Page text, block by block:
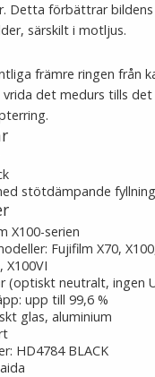
motsvarar
99 kr
LÄGG I VARUKORG
Detta förbättrar bildens
särskilt i motljus.
främre ringen från
det medurs tills det
stötdämpande fyllning
X100-serien
Fujifilm X70,
X100VI
(optiskt neutralt, ingen
upp till 99,6 %
glas, aluminium
HD4784 BLACK